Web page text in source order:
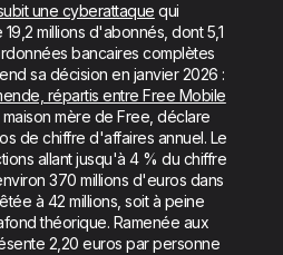
une cyberattaque qui
millions d'abonnés, dont 5,1
bancaires complètes
sa décision en janvier 2026 :
répartis entre Free Mobile
mère de Free, déclare
de chiffre d'affaires annuel. Le
allant jusqu'à 4 % du chiffre
370 millions d'euros dans
à 42 millions, soit à peine
théorique. Ramenée aux
2,20 euros par personne